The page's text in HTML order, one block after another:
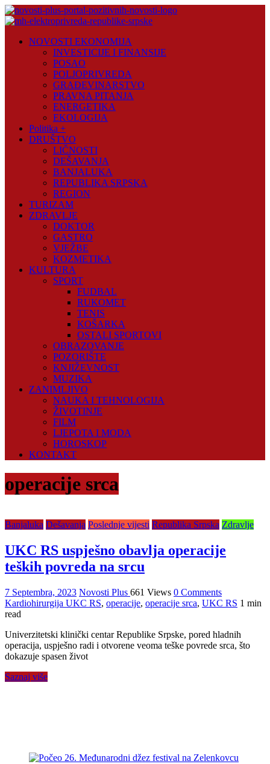
Skip
to
Plus
NOVOSTI EKONOMIJA
INVESTICIJE I FINANSIJE
POSAO
POLJOPRIVREDA
GRAĐEVINARSTVO
PRAVNA PITANJA
ENERGETIKA
EKOLOGIJA
Politika +
DRUŠTVO
LIČNOSTI
DEŠAVANJA
BANJALUKA
REPUBLIKA SRPSKA
REGION
TURIZAM
ZDRAVLJE
DOKTOR
GASTRO
VJEŽBE
KOZMETIKA
KULTURA
SPORT
FUDBAL
RUKOMET
TENIS
KOŠARKA
OSTALI SPORTOVI
OBRAZOVANJE
POZORIŠTE
KNJIŽEVNOST
MUZIKA
ZANIMLJIVO
NAUKA I TEHNOLOGIJA
ŽIVOTINJE
FILM
LJEPOTA I MODA
HOROSKOP
KONTAKT
operacije srca
Banjaluka Dešavanja Poslednje vijesti Republika Srpska Zdravlje
UKC RS uspješno obavlja operacije
teških povreda na srcu
7 Septembra, 2023 Novosti Plus 661 Views 0 Comments
Kardiohirurgija UKC RS, operacije, operacije srca, UKC RS 1 min
read
Univerzitetski klinički centar Republike Srpske, pored hladnih
operacija, uspješno radi i otvorene veoma teške povrede srca, što
dokazuje spasen život
Saznaj više